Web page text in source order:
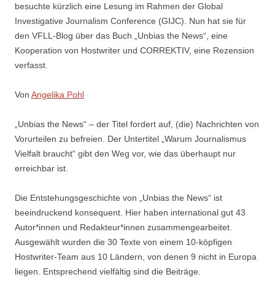
besuchte kürzlich eine Lesung im Rahmen der Global
Investigative Journalism Conference (GIJC). Nun hat sie für
den VFLL-Blog über das Buch „Unbias the News“, eine
Kooperation von Hostwriter und CORREKTIV, eine Rezension
verfasst.
Von Angelika Pohl
„Unbias the News“ – der Titel fordert auf, (die) Nachrichten von
Vorurteilen zu befreien. Der Untertitel „Warum Journalismus
Vielfalt braucht“ gibt den Weg vor, wie das überhaupt nur
erreichbar ist.
Die Entstehungsgeschichte von „Unbias the News“ ist
beeindruckend konsequent. Hier haben international gut 43
Autor*innen und Redakteur*innen zusammengearbeitet.
Ausgewählt wurden die 30 Texte von einem 10-köpfigen
Hostwriter-Team aus 10 Ländern, von denen 9 nicht in Europa
liegen. Entsprechend vielfältig sind die Beiträge.